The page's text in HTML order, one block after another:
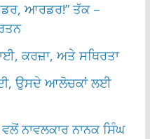
ਆਰਡਰ!” ਤੱਕ –
ਕਰਜ਼ਾ, ਅਤੇ ਸਥਿਰਤਾ
ਉਸਦੇ ਆਲੋਚਕਾਂ ਲਈ
ਨਾਵਲਕਾਰ ਨਾਨਕ ਸਿੰਘ